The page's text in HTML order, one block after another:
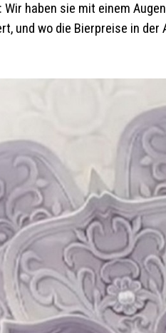
haben sie mit einem
und wo die Bierpreise in